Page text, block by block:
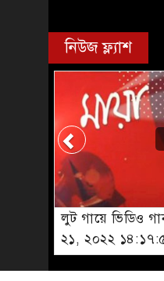
নিউজ ফ্ল্যাশ
লুট গায়ে ভিডিও
২১, ২০২২